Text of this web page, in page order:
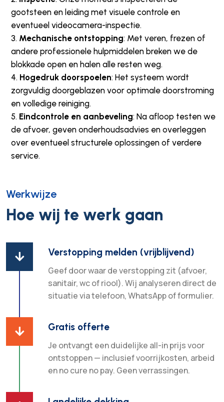
gootsteen en leiding met visuele controle en
eventueel videocamera-inspectie.
Mechanische ontstopping: Met veren, frezen of
andere professionele hulpmiddelen breken we de
blokkade open en halen alle resten weg.
Hogedruk doorspoelen: Het systeem wordt
zorgvuldig doorgeblazen voor optimale doorstroming
en volledige reiniging.
Eindcontrole en aanbeveling: Na afloop testen we
de afvoer, geven onderhoudsadvies en overleggen
over eventueel structurele oplossingen of verdere
service.
Werkwijze
Hoe wij te werk gaan
 Verstopping melden (vrijblijvend)
Geef door waar de verstopping zit (afvoer,
sanitair, wc of riool). Wij analyseren direct de
situatie via telefoon, WhatsApp of formulier.
 Gratis offerte
Je ontvangt een duidelijke all-in prijs voor
ontstoppen — inclusief voorrijkosten, arbeid
en no cure no pay. Geen verrassingen.